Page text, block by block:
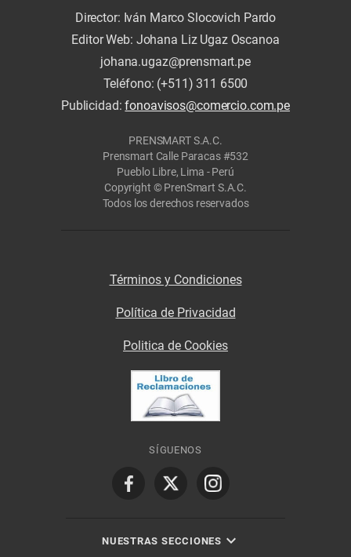
Director: Iván Marco Slocovich Pardo
Editor Web: Johana Liz Ugaz Oscanoa
johana.ugaz@prensmart.pe
Teléfono: (+511) 311 6500
Publicidad:fonoavisos@comercio.com.pe
PRENSMART S.A.C.
Prensmart Calle Paracas #532
Pueblo Libre, Lima - Perú
Copyright © PrenSmart S.A.C.
Todos los derechos reservados
Términos y Condiciones
Política de Privacidad
Politica de Cookies
SÍGUENOS
NUESTRAS SECCIONES